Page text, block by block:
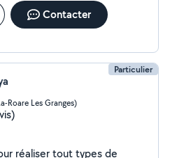
Contacter
Particulier
Roare Les Granges)
réaliser tout types de